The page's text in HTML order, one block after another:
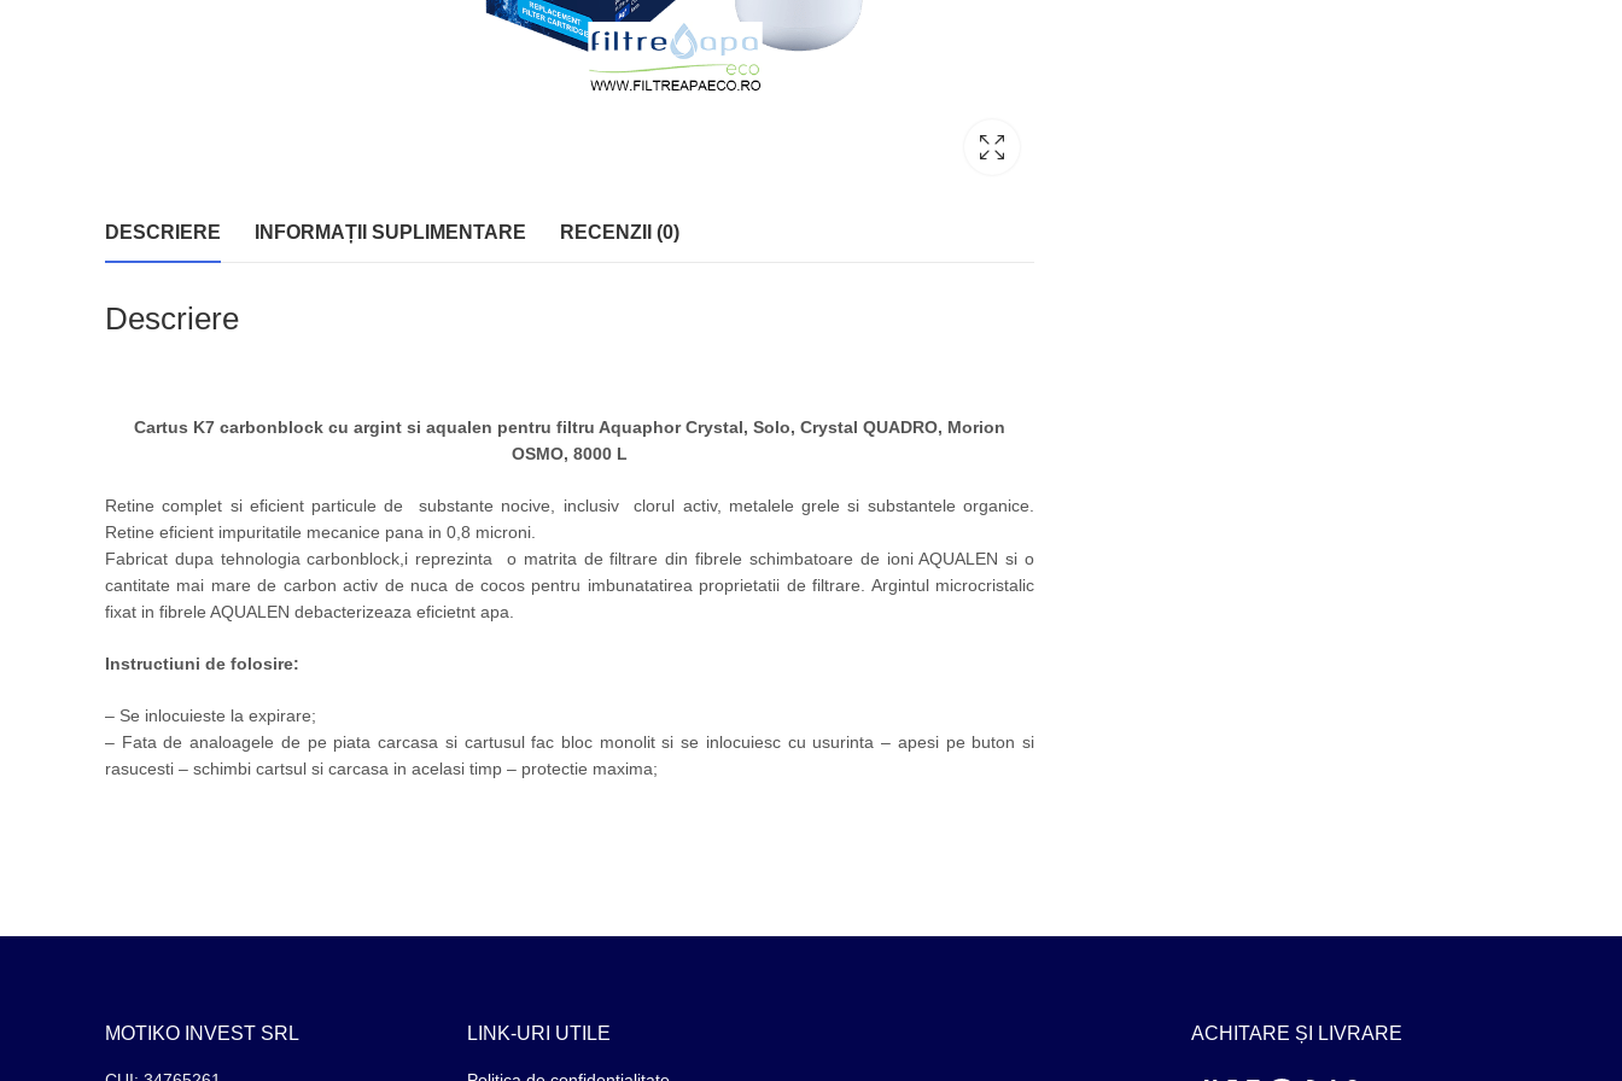
DESCRIERE INFORMAȚII SUPLIMENTARE RECENZII (0)
Descriere
Cartus K7 carbonblock cu argint si aqualen pentru filtru Aquaphor Crystal, Solo, Crystal QUADRO, Morion
OSMO, 8000 L
Retine complet si eficient particule de substante nocive, inclusiv clorul activ, metalele grele si substantele organice.
Retine eficient impuritatile mecanice pana in 0,8 microni.
Fabricat dupa tehnologia carbonblock,i reprezinta o matrita de filtrare din fibrele schimbatoare de ioni AQUALEN si o
cantitate mai mare de carbon activ de nuca de cocos pentru imbunatatirea proprietatii de filtrare. Argintul microcristalic
fixat in fibrele AQUALEN debacterizeaza eficietnt apa.
Instructiuni de folosire:
– Se inlocuieste la expirare;
– Fata de analoagele de pe piata carcasa si cartusul fac bloc monolit si se inlocuiesc cu usurinta – apesi pe buton si
rasucesti – schimbi cartsul si carcasa in acelasi timp – protectie maxima;
MOTIKO INVEST SRL LINK-URI UTILE ACHITARE ȘI LIVRARE